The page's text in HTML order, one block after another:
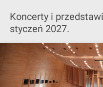
Koncerty i
styczeń 2027.